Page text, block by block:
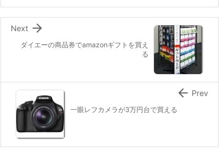
ダイエーの商品券でamazonギフトを買え
る

Next
一眼レフカメラが3万円台で買える
 Prev